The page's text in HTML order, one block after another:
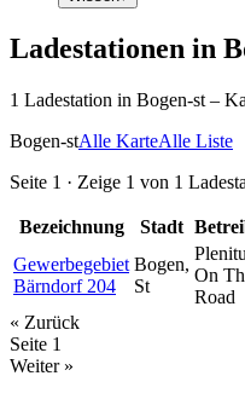
Ladestationen in
1 Ladestation in Bogen-st –
Bogen-stAlle KarteAlle Liste
Seite 1 · Zeige 1 von 1
Bezeichnung Stadt
Gewerbegebiet
Bärndorf 204
Bogen,
St
On
Road
« Zurück
Seite 1
Weiter »